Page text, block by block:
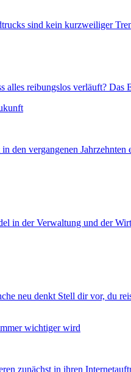
sind kein kurzweiliger
alles reibungslos verläuft?
den vergangenen
in der Verwaltung und der
neu denkt Stell dir vor, du
wichtiger wird
zunächst in ihren